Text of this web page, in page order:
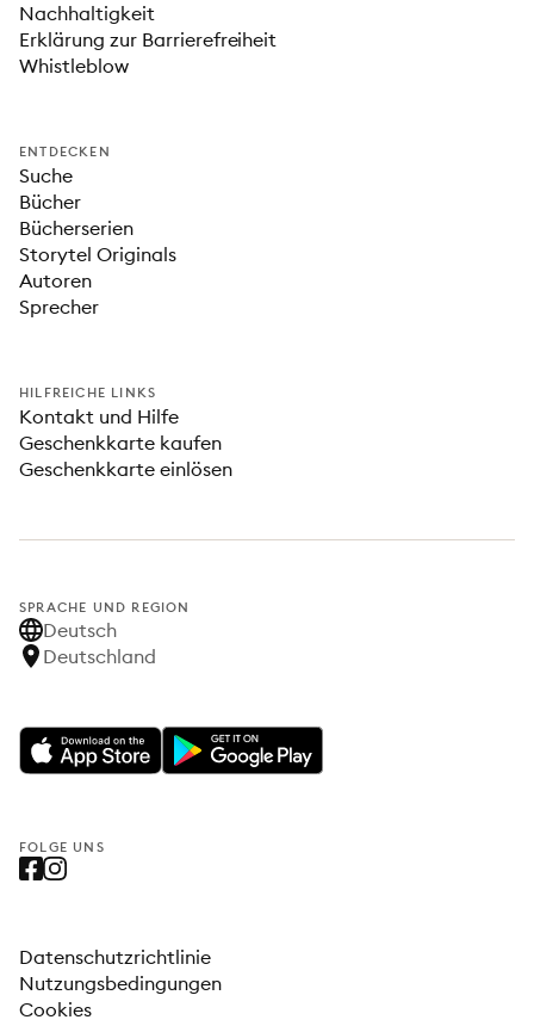
Nachhaltigkeit
Erklärung zur Barrierefreiheit
Whistleblow
ENTDECKEN
Suche
Bücher
Bücherserien
Storytel Originals
Autoren
Sprecher
HILFREICHE LINKS
Kontakt und Hilfe
Geschenkkarte kaufen
Geschenkkarte einlösen
SPRACHE UND REGION
Deutsch
Deutschland
FOLGE UNS
Datenschutzrichtlinie
Nutzungsbedingungen
Cookies